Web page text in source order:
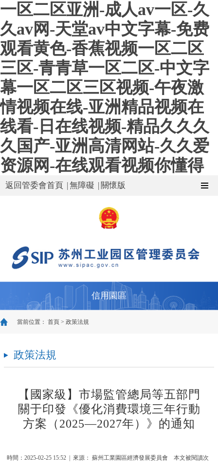
一区二区亚洲-成人av一区-久
久av网-天堂av中文字幕-免费
观看黄色-香蕉视频一区二区
三区-青青草一区二区-中文字
幕一区二区三区视频-午夜激
情视频在线-亚洲精品视频在
线看-日在线视频-精品久久久
久国产-亚洲高清网站-久久爱
资源网-在线观看视频你懂得
返回管委會首頁 | 無障礙 | 關懷版
信用園區
當前位置： 首頁 > 政策法規
政策法規
【國家級】市場監管總局等五部門
關于印發《優化消費環境三年行動
方案（2025—2027年）》的通知
時間：2025-02-25 15:52 | 來源： 蘇州工業園區經濟發展委員會 本文被閱讀次